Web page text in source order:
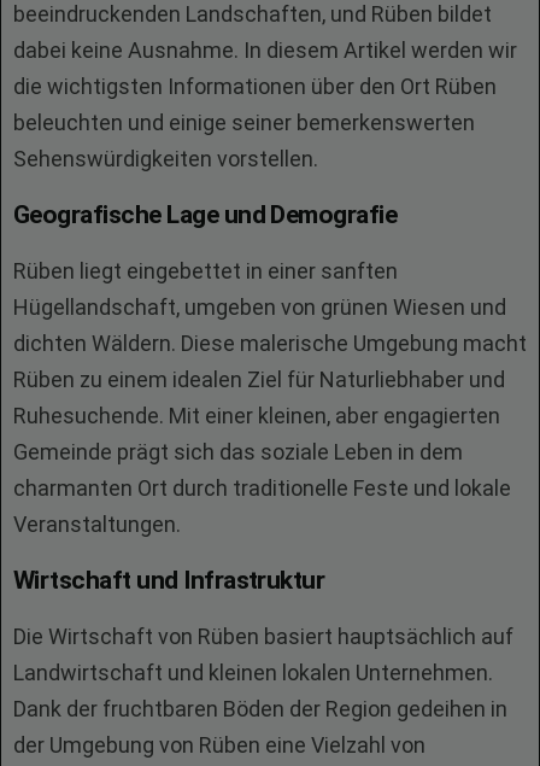
beeindruckenden Landschaften, und Rüben bildet
dabei keine Ausnahme. In diesem Artikel werden wir
die wichtigsten Informationen über den Ort Rüben
beleuchten und einige seiner bemerkenswerten
Sehenswürdigkeiten vorstellen.
Geografische Lage und Demografie
Rüben liegt eingebettet in einer sanften
Hügellandschaft, umgeben von grünen Wiesen und
dichten Wäldern. Diese malerische Umgebung macht
Rüben zu einem idealen Ziel für Naturliebhaber und
Ruhesuchende. Mit einer kleinen, aber engagierten
Gemeinde prägt sich das soziale Leben in dem
charmanten Ort durch traditionelle Feste und lokale
Veranstaltungen.
Wirtschaft und Infrastruktur
Die Wirtschaft von Rüben basiert hauptsächlich auf
Landwirtschaft und kleinen lokalen Unternehmen.
Dank der fruchtbaren Böden der Region gedeihen in
der Umgebung von Rüben eine Vielzahl von